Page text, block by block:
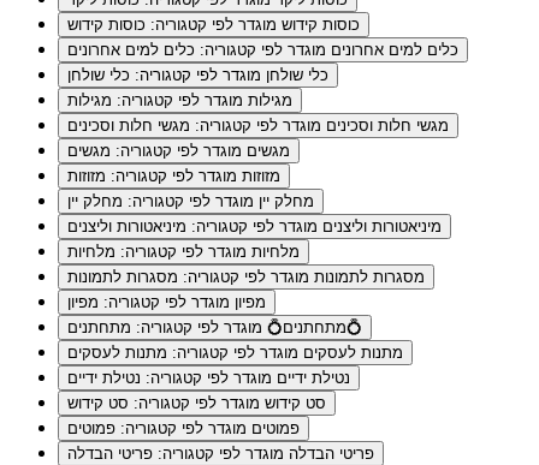
כוסות קידוש מוגדר לפי קטגוריה: כוסות קידוש
כלים למים אחרונים מוגדר לפי קטגוריה: כלים למים אחרונים
כלי שולחן מוגדר לפי קטגוריה: כלי שולחן
מגילות מוגדר לפי קטגוריה: מגילות
מגשי חלות וסכינים מוגדר לפי קטגוריה: מגשי חלות וסכינים
מגשים מוגדר לפי קטגוריה: מגשים
מזוזות מוגדר לפי קטגוריה: מזוזות
מחלק יין מוגדר לפי קטגוריה: מחלק יין
מיניאטורות וליצנים מוגדר לפי קטגוריה: מיניאטורות וליצנים
מלחיות מוגדר לפי קטגוריה: מלחיות
מסגרות לתמונות מוגדר לפי קטגוריה: מסגרות לתמונות
מפיון מוגדר לפי קטגוריה: מפיון
מתחתנים💍מוגדר לפי קטגוריה: מתחתנים💍
מתנות לעסקים מוגדר לפי קטגוריה: מתנות לעסקים
נטילת ידיים מוגדר לפי קטגוריה: נטילת ידיים
סט קידוש מוגדר לפי קטגוריה: סט קידוש
פמוטים מוגדר לפי קטגוריה: פמוטים
פריטי הבדלה מוגדר לפי קטגוריה: פריטי הבדלה